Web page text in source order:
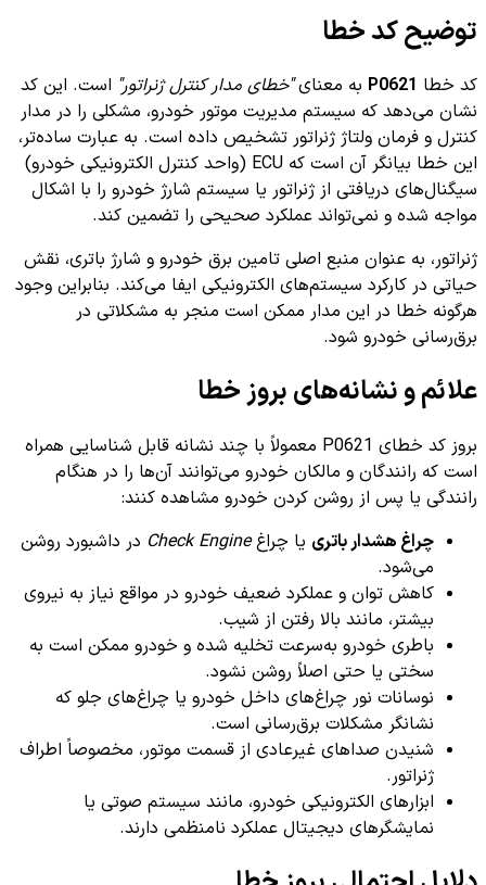
توضیح کد خطا
کد خطا P0621 به معنای"خطای مدار کنترل ژنراتور" است. این کد
نشان می‌دهد که سیستم مدیریت موتور خودرو، مشکلی را در مدار
کنترل و فرمان ولتاژ ژنراتور تشخیص داده است. به عبارت ساده‌تر،
این خطا بیانگر آن است که ECU (واحد کنترل الکترونیکی خودرو)
سیگنال‌های دریافتی از ژنراتور یا سیستم شارژ خودرو را با اشکال
مواجه شده و نمی‌تواند عملکرد صحیحی را تضمین کند.
ژنراتور، به عنوان منبع اصلی تامین برق خودرو و شارژ باتری، نقش
حیاتی در کارکرد سیستم‌های الکترونیکی ایفا می‌کند. بنابراین وجود
هرگونه خطا در این مدار ممکن است منجر به مشکلاتی در
برق‌رسانی خودرو شود.
علائم و نشانه‌های بروز خطا
بروز کد خطای P0621 معمولاً با چند نشانه قابل شناسایی همراه
است که رانندگان و مالکان خودرو می‌توانند آن‌ها را در هنگام
رانندگی یا پس از روشن کردن خودرو مشاهده کنند:
چراغ هشدار باتری یا چراغCheck Engine در داشبورد روشن
می‌شود.
کاهش توان و عملکرد ضعیف خودرو در مواقع نیاز به نیروی
بیشتر، مانند بالا رفتن از شیب.
باطری خودرو به‌سرعت تخلیه شده و خودرو ممکن است به
سختی یا حتی اصلاً روشن نشود.
نوسانات نور چراغ‌های داخل خودرو یا چراغ‌های جلو که
نشانگر مشکلات برق‌رسانی است.
شنیدن صداهای غیرعادی از قسمت موتور، مخصوصاً اطراف
ژنراتور.
ابزارهای الکترونیکی خودرو، مانند سیستم صوتی یا
نمایشگرهای دیجیتال عملکرد نامنظمی دارند.